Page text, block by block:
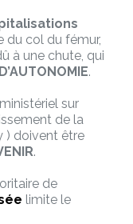
du col du fémur,
à une chute, qui
.
sur
de la
) doivent être
.
de
limite le